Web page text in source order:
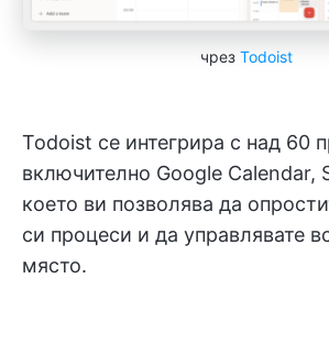
чрез Todoist
Todoist се интегрира с над 60
включително Google Calendar,
което ви позволява да
си процеси и да управлявате
място.